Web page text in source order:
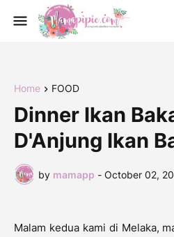
Home FOOD
Dinner Ikan
D'Anjung Ikan
by mamapp - October 02,
Malam kedua kami di Melaka,